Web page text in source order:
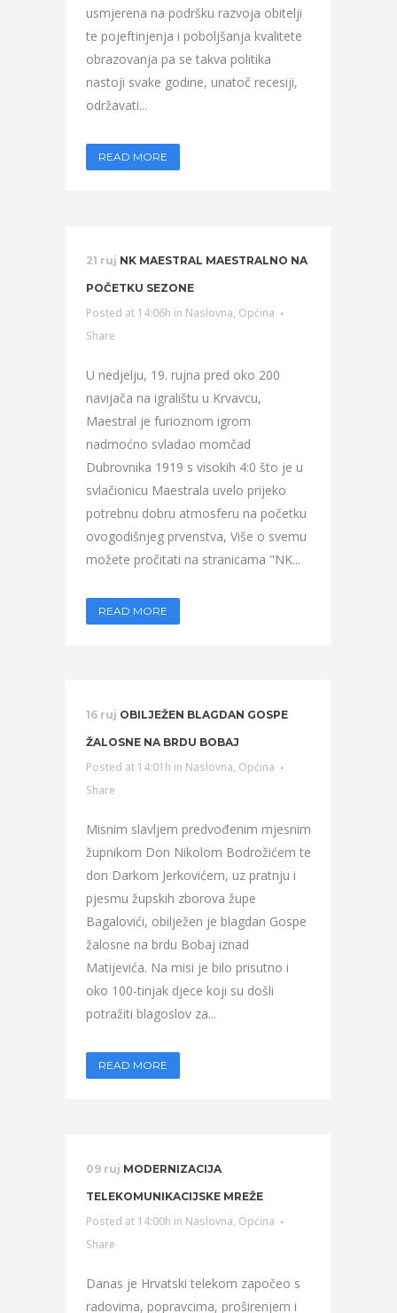
usmjerena na podršku razvoja obitelji
te pojeftinjenja i poboljšanja kvalitete
obrazovanja pa se takva politika
nastoji svake godine, unatoč recesiji,
održavati...
READ MORE
21 ruj NK MAESTRAL MAESTRALNO NA
POČETKU SEZONE
Posted at 14:06h in Naslovna, Općina
Share
U nedjelju, 19. rujna pred oko 200
navijača na igralištu u Krvavcu,
Maestral je furioznom igrom
nadmoćno svladao momčad
Dubrovnika 1919 s visokih 4:0 što je u
svlačionicu Maestrala uvelo prijeko
potrebnu dobru atmosferu na početku
ovogodišnjeg prvenstva, Više o svemu
možete pročitati na stranicama "NK...
READ MORE
16 ruj OBILJEŽEN BLAGDAN GOSPE
ŽALOSNE NA BRDU BOBAJ
Posted at 14:01h in Naslovna, Općina
Share
Misnim slavljem predvođenim mjesnim
župnikom Don Nikolom Bodrožićem te
don Darkom Jerkovićem, uz pratnju i
pjesmu župskih zborova župe
Bagalovići, obilježen je blagdan Gospe
žalosne na brdu Bobaj iznad
Matijevića. Na misi je bilo prisutno i
oko 100-tinjak djece koji su došli
potražiti blagoslov za...
READ MORE
09 ruj MODERNIZACIJA
TELEKOMUNIKACIJSKE MREŽE
Posted at 14:00h in Naslovna, Općina
Share
Danas je Hrvatski telekom započeo s
radovima, popravcima, proširenjem i